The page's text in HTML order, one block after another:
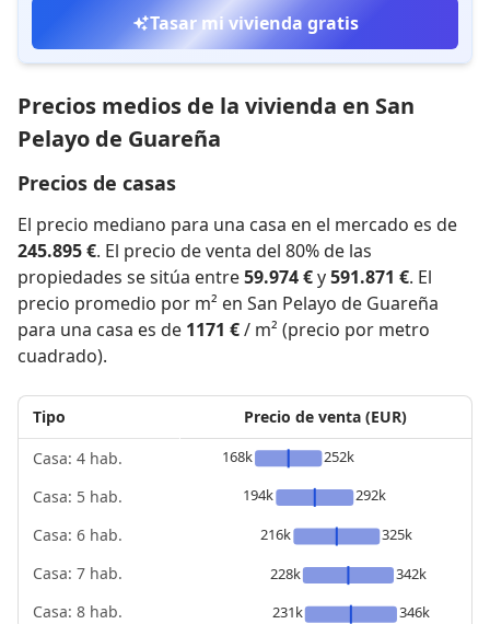
Tasar mi vivienda gratis
Precios medios de la vivienda en San
Pelayo de Guareña
Precios de casas
El precio mediano para una casa en el mercado es de
245.895 €. El precio de venta del 80% de las
propiedades se sitúa entre59.974 €y591.871 €. El
precio promedio por m² en San Pelayo de Guareña
para una casa es de 1171 €/ m² (precio por metro
cuadrado).
Tipo
Casa: 4 hab.
Casa: 5 hab.
Casa: 6 hab.
Casa: 7 hab.
Casa: 8 hab.
Precio de venta (EUR)
168k
252k
194k
292k
216k
325k
228k
342k
231k
346k